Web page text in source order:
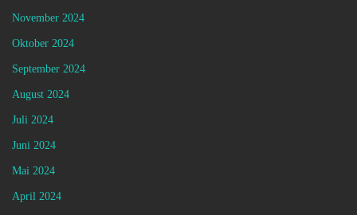
November 2024
Oktober 2024
September 2024
August 2024
Juli 2024
Juni 2024
Mai 2024
April 2024